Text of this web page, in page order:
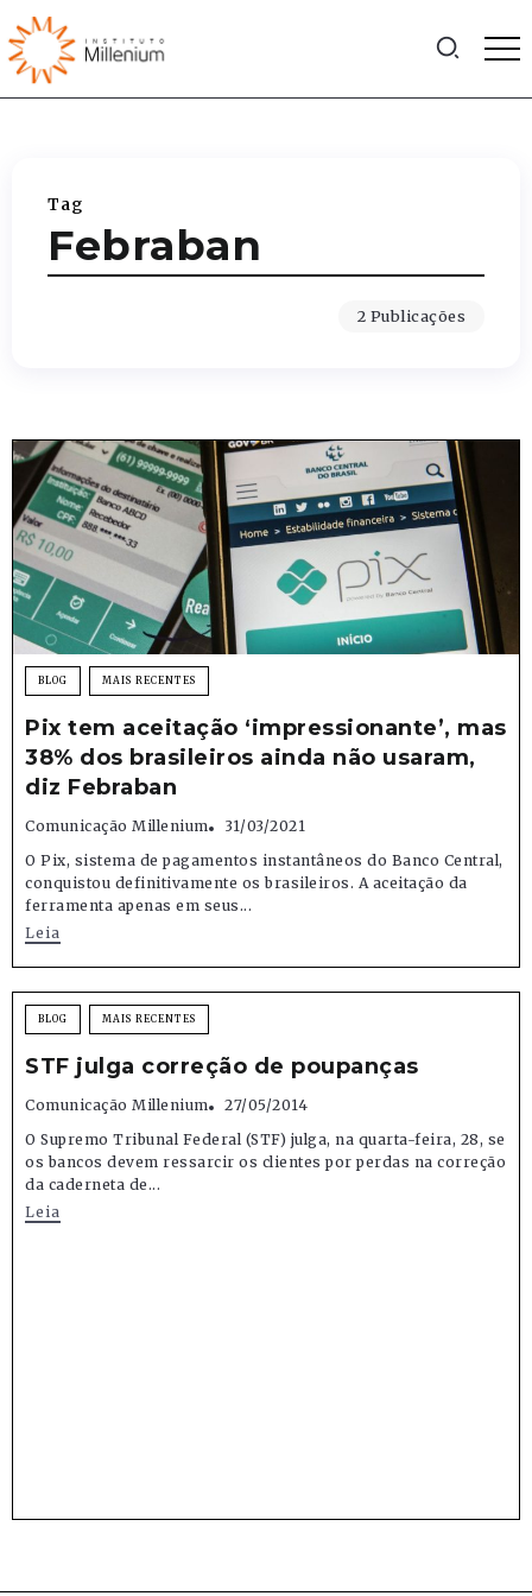
Tag
Febraban
2 Publicações
BLOG MAIS RECENTES
Pix tem aceitação ‘impressionante’, mas
38% dos brasileiros ainda não usaram,
diz Febraban
Comunicação Millenium
31/03/2021
O Pix, sistema de pagamentos instantâneos do Banco Central,
conquistou definitivamente os brasileiros. A aceitação da
ferramenta apenas em seus...
Leia
BLOG MAIS RECENTES
STF julga correção de poupanças
Comunicação Millenium
27/05/2014
O Supremo Tribunal Federal (STF) julga, na quarta-feira, 28, se
os bancos devem ressarcir os clientes por perdas na correção
da caderneta de...
Leia